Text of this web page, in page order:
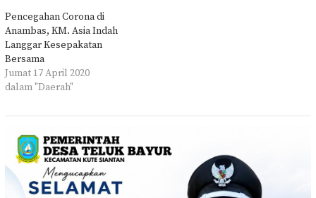
Pencegahan Corona di
Anambas, KM. Asia Indah
Langgar Kesepakatan
Bersama
Jumat 17 April 2020
dalam "Daerah"